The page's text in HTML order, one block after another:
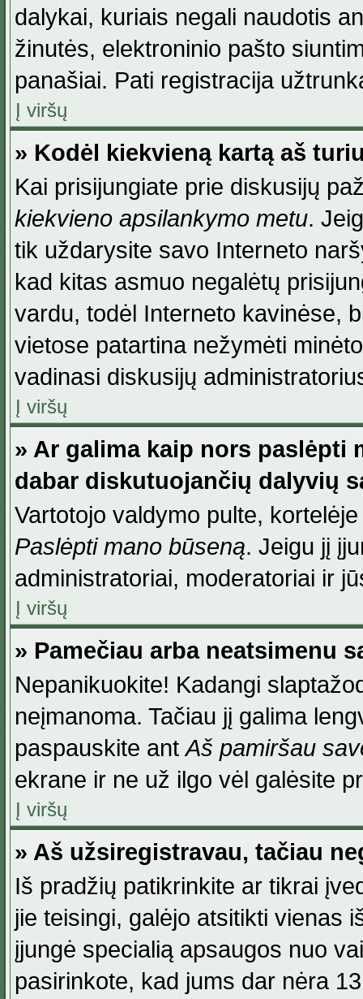
dalykai, kuriais negali naudotis
žinutės, elektroninio pašto
panašiai. Pati registracija
Į viršų
» Kodėl kiekvieną kartą aš
Kai prisijungiate prie diskusijų
kiekvieno apsilankymo metu.
tik uždarysite savo Interneto
kad kitas asmuo negalėtų
vardu, todėl Interneto kavinėse,
vietose patartina nežymėti
vadinasi diskusijų
Į viršų
» Ar galima kaip nors paslėpti
dabar diskutuojančių dalyvių
Vartotojo valdymo pulte,
Paslėpti mano būseną. Jeigu jį
administratoriai, moderatoriai ir
Į viršų
» Pamečiau arba neatsimenu
Nepanikuokite! Kadangi
neįmanoma. Tačiau jį galima
paspauskite antAš pamiršau
ekrane ir ne už ilgo vėl galėsite
Į viršų
» Aš užsiregistravau, tačiau
Iš pradžių patikrinkite ar tikrai
jie teisingi, galėjo atsitikti vienas
įjungė specialią apsaugos nuo
pasirinkote, kad jums dar nėra